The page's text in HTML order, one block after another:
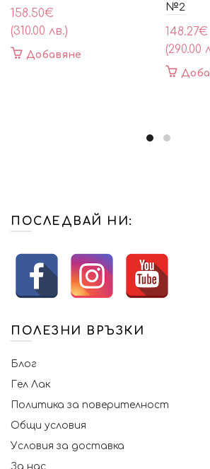
158.50€
(310.00 лв.)
Добавяне
№2
148.27€
(290.00
ПОСЛЕДВАЙ НИ:
ПОЛЕЗНИ ВРЪЗКИ
Блог
Гел Лак
Политика за поверителност
Общи условия
Условия за доставка
За нас